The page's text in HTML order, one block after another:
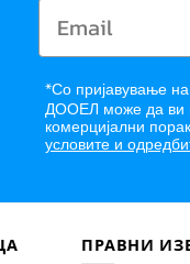
*Со пријавување
ДООЕЛ може да ви
комерцијални
условите и
ПРАВНИ